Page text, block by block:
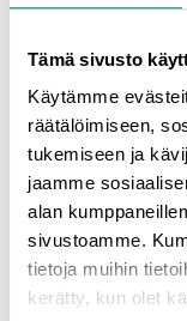
Tämä sivusto
Käytämme
räätälöimiseen,
tukemiseen ja
jaamme
alan
sivustoamme.
tietoja muihin
kerätty, kun olet
Lisätietoja:
Marjaana Reuben
044 242 7672